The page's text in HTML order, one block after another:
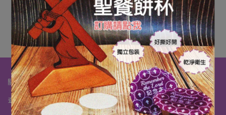
很抱歉，無商品符合篩選條件
請重新輸入篩選
關於我們
查詢 關於我們 我的帳戶 海外購物須知 商品退換貨須知